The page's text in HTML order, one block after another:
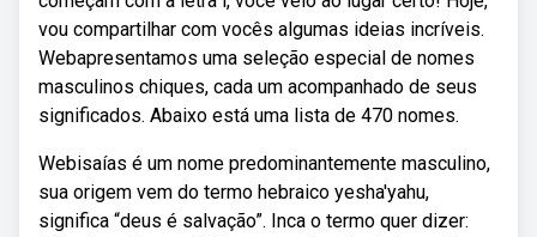
vou compartilhar com vocês algumas ideias incríveis.
Webapresentamos uma seleção especial de nomes
masculinos chiques, cada um acompanhado de seus
significados. Abaixo está uma lista de 470 nomes.
Webisaías é um nome predominantemente masculino,
sua origem vem do termo hebraico yesha'yahu,
significa “deus é salvação”. Inca o termo quer dizer: